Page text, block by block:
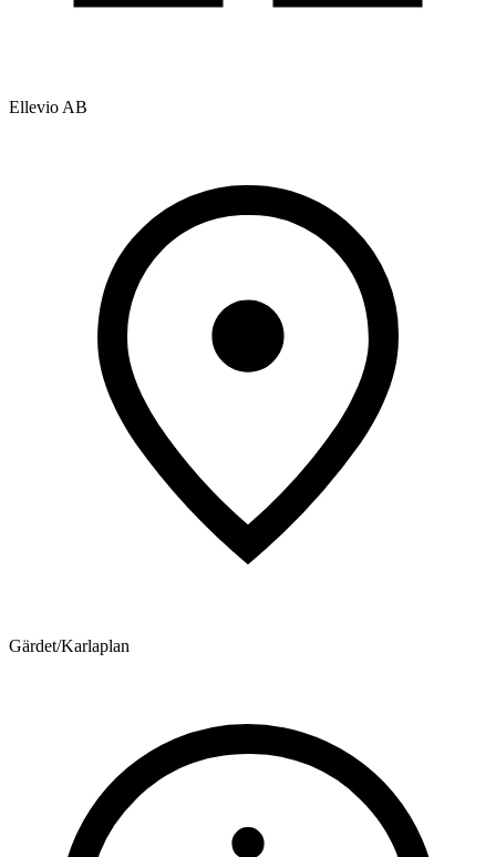
Ellevio AB
Gärdet/Karlaplan